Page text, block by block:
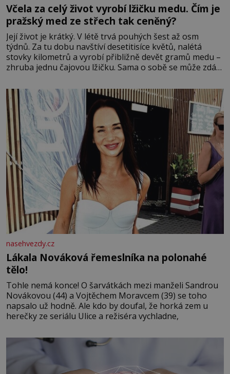
Včela za celý život vyrobí lžičku medu. Čím je
pražský med ze střech tak ceněný?
Její život je krátký. V létě trvá pouhých šest až osm
týdnů. Za tu dobu navštíví desetitisíce květů, nalétá
stovky kilometrů a vyrobí přibližně devět gramů medu –
zhruba jednu čajovou lžičku. Sama o sobě se může zdát
tisíc příslušnic svého včelstva, vznikne jeden z
nejdokonalejších organismů
nasehvezdy.cz
Lákala Nováková řemeslníka na polonahé
tělo!
Tohle nemá konce! O šarvátkách mezi manželi Sandrou
Novákovou (44) a Vojtěchem Moravcem (39) se toho
napsalo už hodně. Ale kdo by doufal, že horká zem u
herečky ze seriálu Ulice a režiséra vychladne,